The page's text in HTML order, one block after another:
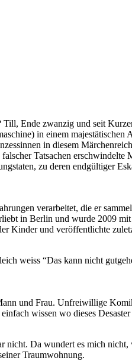
Ende zwanzig und seit
in einem
in diesem
Tatsachen
zu deren endgültiger
verarbeitet, die er
in Berlin und wurde 2009
Kinder und veröffentlichte
weiss “Das kann nicht
und Frau. Unfreiwillige
wissen wo dieses Desaster
nicht. Da wundert es mich
Traumwohnung.